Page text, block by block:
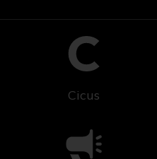
Cicus